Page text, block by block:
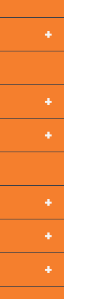
+
+
+
+
+
+